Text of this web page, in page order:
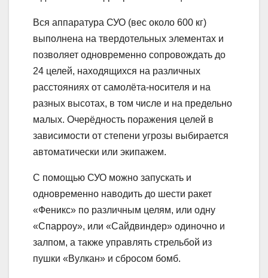
Вся аппаратура СУО (вес около 600 кг)
выполнена на твердотельных элементах и
позволяет одновременно сопровождать до
24 целей, находящихся на различных
расстояниях от самолёта-носителя и на
разных высотах, в том числе и на предельно
малых. Очерёдность поражения целей в
зависимости от степени угрозы выбирается
автоматически или экипажем.
С помощью СУО можно запускать и
одновременно наводить до шести ракет
«Феникс» по различным целям, или одну
«Спарроу», или «Сайдвиндер» одиночно и
залпом, а также управлять стрельбой из
пушки «Вулкан» и сбросом бомб.